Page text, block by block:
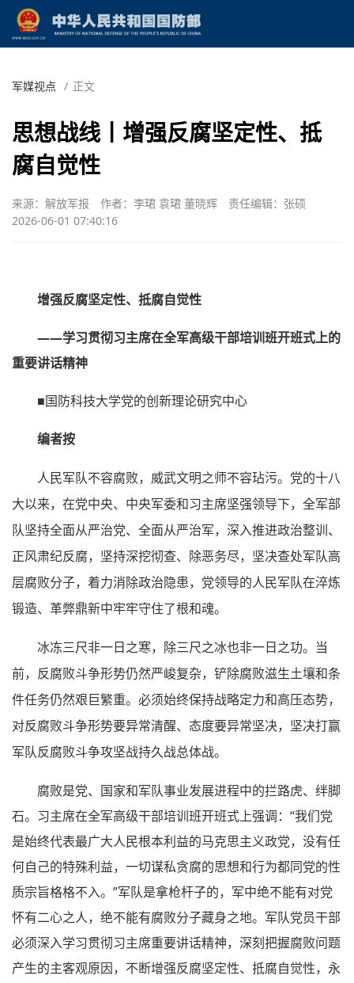
军媒视点 / 正文
思想战线丨增强反腐坚定性、抵
腐自觉性
来源：解放军报 作者：李珺 袁珺 董晓辉
责任编辑：张硕
2026-06-01 07:40:16
增强反腐坚定性、抵腐自觉性
——学习贯彻习主席在全军高级干部培训班开班式上的
重要讲话精神
■国防科技大学党的创新理论研究中心
编者按
人民军队不容腐败，威武文明之师不容玷污。党的十八
大以来，在党中央、中央军委和习主席坚强领导下，全军部
队坚持全面从严治党、全面从严治军，深入推进政治整训、
正风肃纪反腐，坚持深挖彻查、除恶务尽，坚决查处军队高
层腐败分子，着力消除政治隐患，党领导的人民军队在淬炼
锻造、革弊鼎新中牢牢守住了根和魂。
冰冻三尺非一日之寒，除三尺之冰也非一日之功。当
前，反腐败斗争形势仍然严峻复杂，铲除腐败滋生土壤和条
件任务仍然艰巨繁重。必须始终保持战略定力和高压态势，
对反腐败斗争形势要异常清醒、态度要异常坚决，坚决打赢
军队反腐败斗争攻坚战持久战总体战。
腐败是党、国家和军队事业发展进程中的拦路虎、绊脚
石。习主席在全军高级干部培训班开班式上强调：“我们党
是始终代表最广大人民根本利益的马克思主义政党，没有任
何自己的特殊利益，一切谋私贪腐的思想和行为都同党的性
质宗旨格格不入。”军队是拿枪杆子的，军中绝不能有对党
怀有二心之人，绝不能有腐败分子藏身之地。军队党员干部
必须深入学习贯彻习主席重要讲话精神，深刻把握腐败问题
产生的主客观原因，不断增强反腐坚定性、抵腐自觉性，永